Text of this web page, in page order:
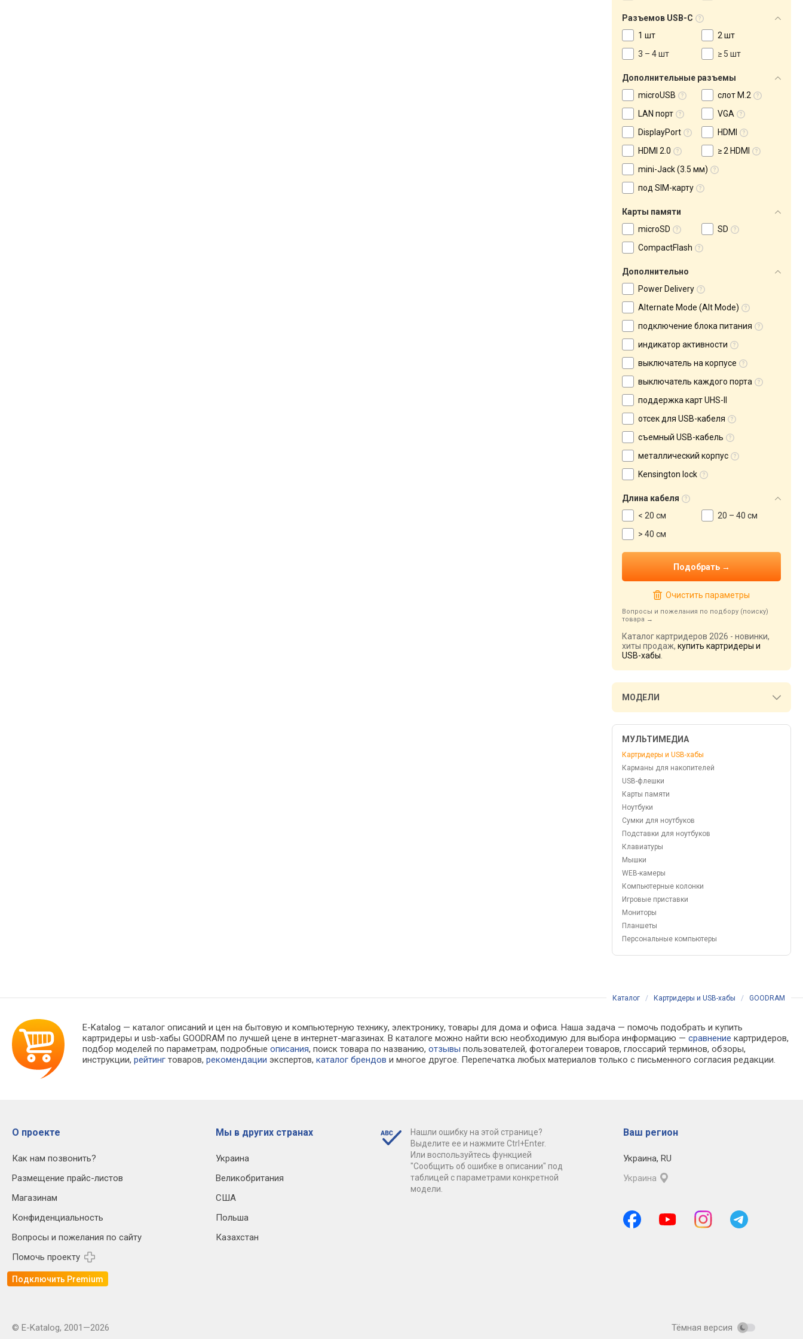
Разъемов USB-C
1 шт
2 шт
3 – 4 шт
≥ 5 шт
Дополнительные разъемы
microUSB
слот M.2
LAN порт
VGA
DisplayPort
HDMI
HDMI 2.0
≥ 2 HDMI
mini-Jack (3.5 мм)
под SIM-карту
Карты памяти
microSD
SD
CompactFlash
Дополнительно
Power Delivery
Alternate Mode (Alt Mode)
подключение блока питания
индикатор активности
выключатель на корпусе
выключатель каждого порта
поддержка карт UHS-II
отсек для USB-кабеля
съемный USB-кабель
металлический корпус
Kensington lock
Длина кабеля
< 20 см
20 – 40 см
> 40 см
Очистить параметры
Вопросы и пожелания по подбору (поиску)
товара
Каталог картридеров 2026 - новинки,
хиты продаж, купить картридеры и
USB-хабы
МОДЕЛИ
МУЛЬТИМЕДИА
Картридеры и USB-хабы
Карманы для накопителей
USB-флешки
Карты памяти
Ноутбуки
Сумки для ноутбуков
Подставки для ноутбуков
Клавиатуры
Мышки
WEB-камеры
Компьютерные колонки
Игровые приставки
Мониторы
Планшеты
Персональные компьютеры
Каталог / Картридеры и USB-хабы / GOODRAM
E-Katalog — каталог описаний и цен на бытовую и компьютерную технику, электронику, товары для дома и офиса. Наша задача — помочь подобрать и купить
картридеры и usb-хабы GOODRAM по лучшей цене в интернет-магазинах. В каталоге можно найти всю необходимую для выбора информацию —сравнение картридеров,
подбор моделей по параметрам, подробныеописания, поиск товара по названию,отзывы пользователей, фотогалереи товаров, глоссарий терминов, обзоры,
инструкции,рейтинг товаров,рекомендации экспертов,каталог брендов и многое другое. Перепечатка любых материалов только с письменного согласия редакции.
О проекте
Как нам позвонить?
Размещение прайс-листов
Магазинам
Конфиденциальность
Вопросы и пожелания по сайту
Помочь проекту
Подключить Premium
Мы в других странах
Украина
Великобритания
США
Польша
Казахстан
Нашли ошибку на этой странице?
Выделите ее и нажмите Ctrl+Enter.
Или воспользуйтесь функцией
"Сообщить об ошибке в описании" под
таблицей с параметрами конкретной
модели.
Ваш регион
Украина, RU
Украина
© E-Katalog, 2001—2026 Тёмная версия